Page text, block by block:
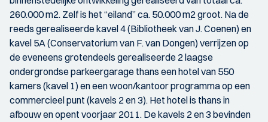
260.000 m2. Zelf is het “eiland” ca. 50.000 m2 groot. Na de
reeds gerealiseerde kavel 4 (Bibliotheek van J. Coenen) en
kavel 5A (Conservatorium van F. van Dongen) verrijzen op
de eveneens grotendeels gerealiseerde 2 laagse
ondergrondse parkeergarage thans een hotel van 550
kamers (kavel 1) en een woon/kantoor programma op een
commercieel punt (kavels 2 en 3). Het hotel is thans in
afbouw en opent voorjaar 2011. De kavels 2 en 3 bevinden